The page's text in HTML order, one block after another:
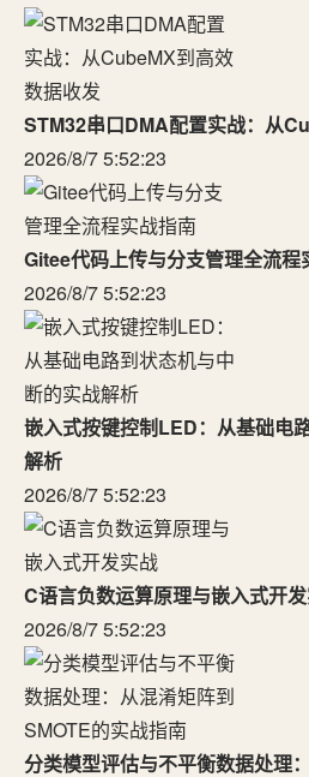
STM32串口DMA配置实战：从
2026/8/7 5:52:23
Gitee代码上传与分支管理全流程
2026/8/7 5:52:23
嵌入式按键控制LED：从基础电
解析
2026/8/7 5:52:23
C语言负数运算原理与嵌入式开
2026/8/7 5:52:23
分类模型评估与不平衡数据处理